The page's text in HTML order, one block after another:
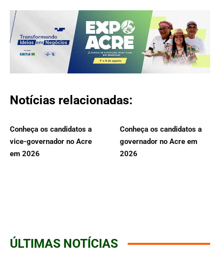
Notícias relacionadas:
Conheça os candidatos a
vice-governador no Acre
em 2026
Conheça os candidatos a
governador no Acre em
2026
ÚLTIMAS NOTÍCIAS